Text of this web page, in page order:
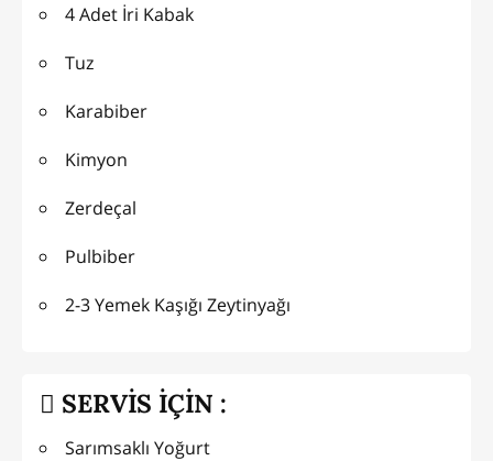
4 Adet İri Kabak
Tuz
Karabiber
Kimyon
Zerdeçal
Pulbiber
2-3 Yemek Kaşığı Zeytinyağı
SERVİS İÇİN :
Sarımsaklı Yoğurt